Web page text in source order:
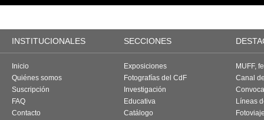
INSTITUCIONALES SECCIONES
Inicio
Quiénes somos
Suscripción
FAQ
Contacto
Exposiciones
Fotografías del CdF
Investigación
Educativa
Catálogo
MUFF,
Canal
Líneas